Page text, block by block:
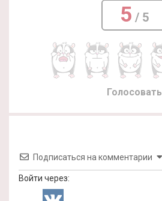
5 / 5
Голосовать
Подписаться на комментарии
Войти через: